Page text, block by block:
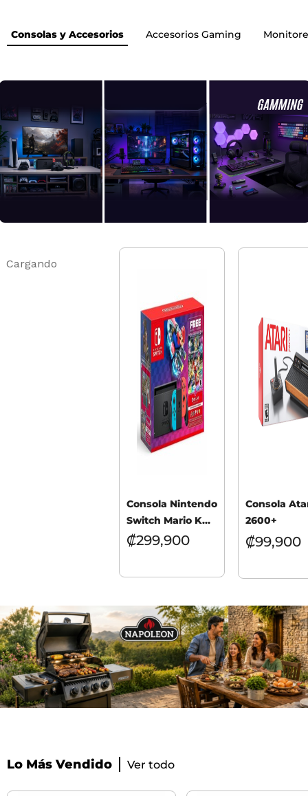
Consolas y Accesorios Accesorios Gaming
Cargando
Consola Nintendo
Switch Mario Kart
8 Deluxe Bundle
₡299,900
Consola
2600+
₡99,900
Lo Más Vendido Ver todo